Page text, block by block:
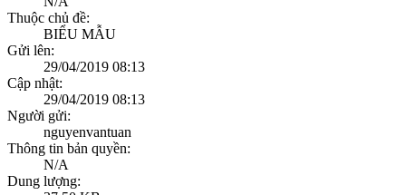
Thuộc chủ đề:
BIỂU MẪU
Gửi lên:
29/04/2019 08:13
Cập nhật:
29/04/2019 08:13
Người gửi:
nguyenvantuan
Thông tin bản quyền:
N/A
Dung lượng: